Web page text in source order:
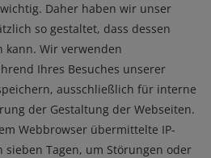
Daher haben wir unser
so gestaltet, dass dessen
kann. Wir verwenden
Ihres Besuches unserer
ausschließlich für interne
der Gestaltung der Webseiten.
Webbrowser übermittelte IP-
sieben Tagen, um Störungen oder